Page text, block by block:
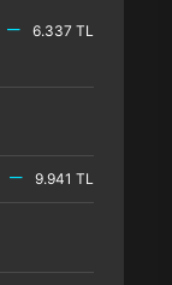
6.337 TL
9.941 TL